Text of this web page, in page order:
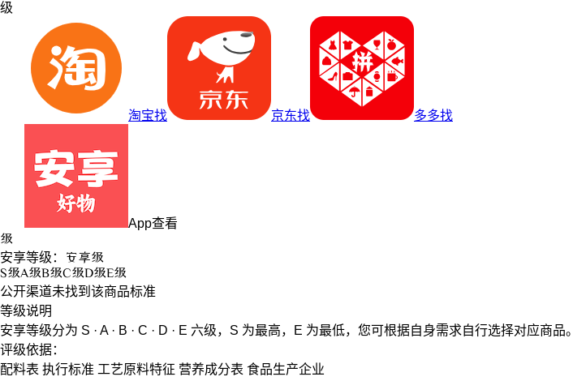
级
淘宝找 京东找 多多找
App查看
级
安享等级： 安享级
S级A级B级C级D级E级
公开渠道未找到该商品标准
等级说明
安享等级分为 S · A · B · C · D · E 六级， S 为最高， E 为最低，您可根据自身需求自行选择对应商品。
评级依据：
配料表 执行标准 工艺原料特征 营养成分表 食品生产企业